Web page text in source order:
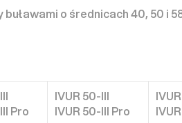
o średnicach 40, 50 i
Pro
IVUR 50-III
IVUR 50-III Pro